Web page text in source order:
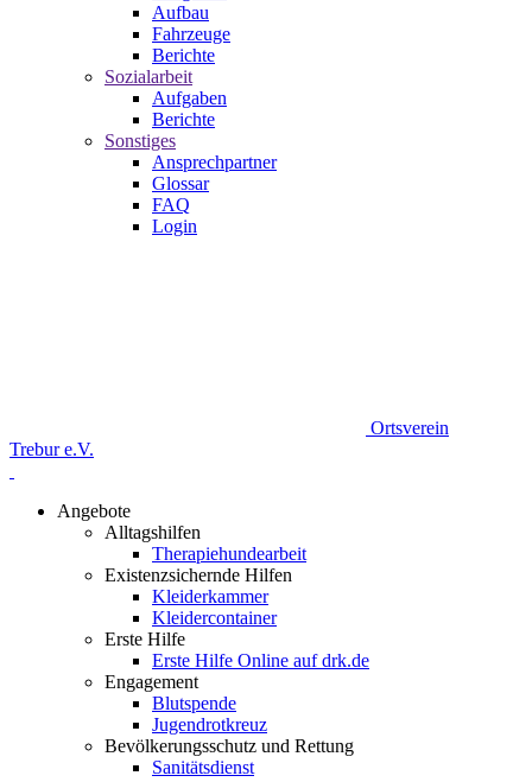
Aufbau
Fahrzeuge
Berichte
Sozialarbeit
Aufgaben
Berichte
Sonstiges
Ansprechpartner
Glossar
FAQ
Login
Ortsverein
Trebur e.V.
Angebote
Alltagshilfen
Therapiehundearbeit
Existenzsichernde Hilfen
Kleiderkammer
Kleidercontainer
Erste Hilfe
Erste Hilfe Online auf drk.de
Engagement
Blutspende
Jugendrotkreuz
Bevölkerungsschutz und Rettung
Sanitätsdienst